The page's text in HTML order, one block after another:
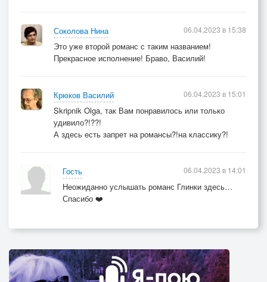
Соколова Нина
Это уже второй романс с таким названием!
Прекрасное исполнение! Браво, Василий!
06.04.2023 в 15:38
Крюков Василий
Skripnik Olga, так Вам понравилось или только
удивило?!??!
А здесь есть запрет на романсы?!на классику?!
06.04.2023 в 15:01
Гость
Неожиданно услышать романс Глинки здесь…
Спасибо ❤️
06.04.2023 в 14:01